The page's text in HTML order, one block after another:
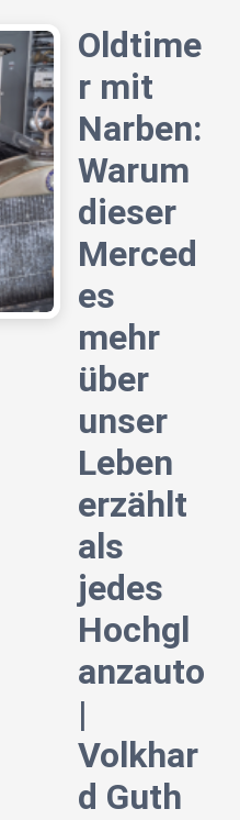
Oldtime
r mit
Narben:
Warum
dieser
Merced
es
mehr
über
unser
Leben
erzählt
als
jedes
Hochgl
anzauto
|
Volkhar
d Guth